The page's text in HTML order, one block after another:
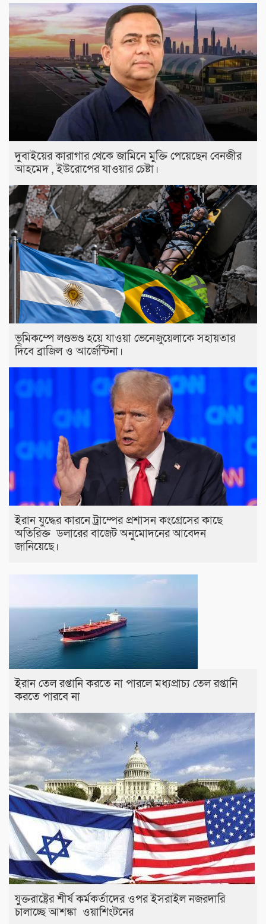
দুবাইয়ের কারাগার থেকে জামিনে মুক্তি পেয়েছেন বেনজীর
আহমেদ , ইউরোপের যাওয়ার চেষ্টা।
ভূমিকম্পে লণ্ডভণ্ড হয়ে যাওয়া ভেনেজুয়েলাকে সহায়তার
দিবে ব্রাজিল ও আর্জেন্টিনা।
ইরান যুদ্ধের কারনে ট্রাম্পের প্রশাসন কংগ্রেসের কাছে
অতিরিক্ত ডলারের বাজেট অনুমোদনের আবেদন
জানিয়েছে।
ইরান তেল রপ্তানি করতে না পারলে মধ্যপ্রাচ্য তেল রপ্তানি
করতে পারবে না
যুক্তরাষ্ট্রের শীর্ষ কর্মকর্তাদের ওপর ইসরাইল নজরদারি
চালাচ্ছে আশঙ্কা ওয়াশিংটনের